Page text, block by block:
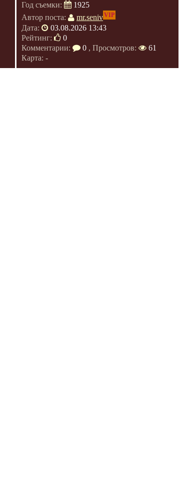
Год съемки:
1925
Автор поста:
mr.senivVIP
Дата:
03.08.2026 13:43
Рейтинг:
0
Комментарии:
0 , Просмотров:
61
Карта: -